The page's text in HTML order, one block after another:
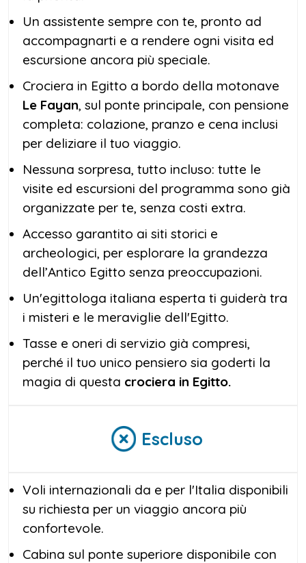
Un assistente sempre con te, pronto ad
accompagnarti e a rendere ogni visita ed
escursione ancora più speciale.
Crociera in Egitto a bordo della motonave
Le Fayan, sul ponte principale, con pensione
completa: colazione, pranzo e cena inclusi
per deliziare il tuo viaggio.
Nessuna sorpresa, tutto incluso: tutte le
visite ed escursioni del programma sono già
organizzate per te, senza costi extra.
Accesso garantito ai siti storici e
archeologici, per esplorare la grandezza
dell’Antico Egitto senza preoccupazioni.
Un'egittologa italiana esperta ti guiderà tra
i misteri e le meraviglie dell'Egitto.
Tasse e oneri di servizio già compresi,
perché il tuo unico pensiero sia goderti la
magia di questa crociera in Egitto.
Escluso
Voli internazionali da e per l'Italia disponibili
su richiesta per un viaggio ancora più
confortevole.
Cabina sul ponte superiore disponibile con